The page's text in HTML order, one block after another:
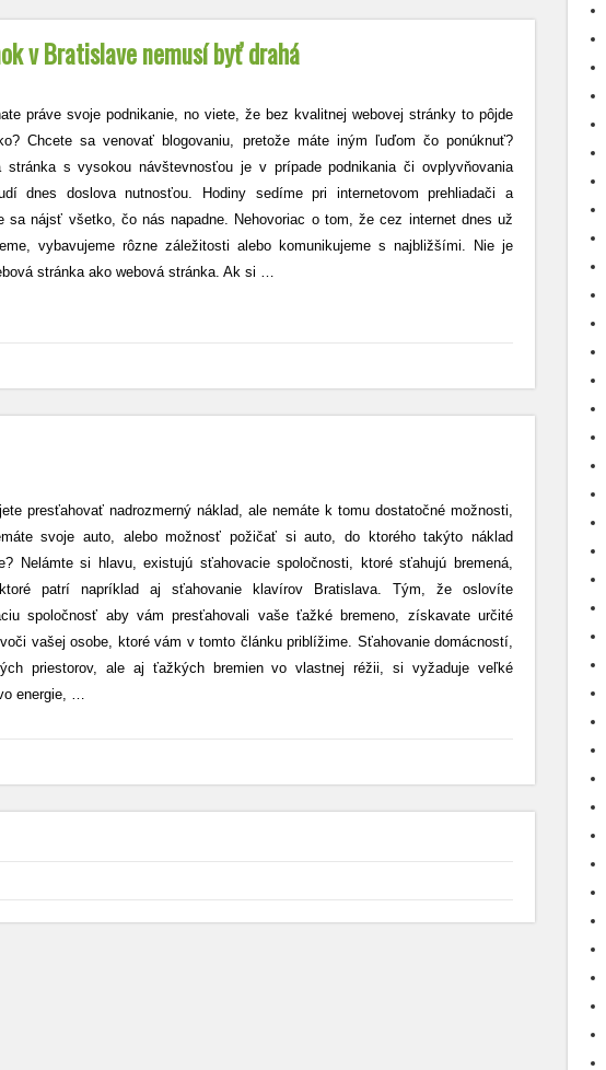
v Bratislave nemusí byť drahá
práve svoje podnikanie, no viete, že bez kvalitnej webovej stránky to pôjde
Chcete sa venovať blogovaniu, pretože máte iným ľuďom čo ponúknuť?
stránka s vysokou návštevnosťou je v prípade podnikania či ovplyvňovania
dnes doslova nutnosťou. Hodiny sedíme pri internetovom prehliadači a
sa nájsť všetko, čo nás napadne. Nehovoriac o tom, že cez internet dnes už
vybavujeme rôzne záležitosti alebo komunikujeme s najbližšími. Nie je
stránka ako webová stránka. Ak si
presťahovať nadrozmerný náklad, ale nemáte k tomu dostatočné možnosti,
svoje auto, alebo možnosť požičať si auto, do ktorého takýto náklad
Nelámte si hlavu, existujú sťahovacie spoločnosti, ktoré sťahujú bremená,
patrí napríklad aj sťahovanie klavírov Bratislava. Tým, že oslovíte
spoločnosť aby vám presťahovali vaše ťažké bremeno, získavate určité
vašej osobe, ktoré vám v tomto článku priblížime. Sťahovanie domácností,
priestorov, ale aj ťažkých bremien vo vlastnej réžii, si vyžaduje veľké
energie,